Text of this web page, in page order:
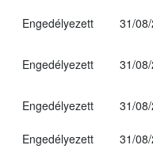
Engedélyezett
31/
Engedélyezett 31/
Engedélyezett
31/
Engedélyezett
31/